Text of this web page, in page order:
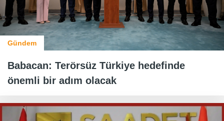
Gündem
Babacan: Terörsüz Türkiye hedefinde
önemli bir adım olacak